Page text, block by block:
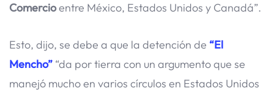
Comercioentre México, Estados Unidos y Canadá”.
Esto, dijo, se debe a que la detención de “El
Mencho” “da por tierra con un argumento que se
manejó mucho en varios círculos en Estados Unidos